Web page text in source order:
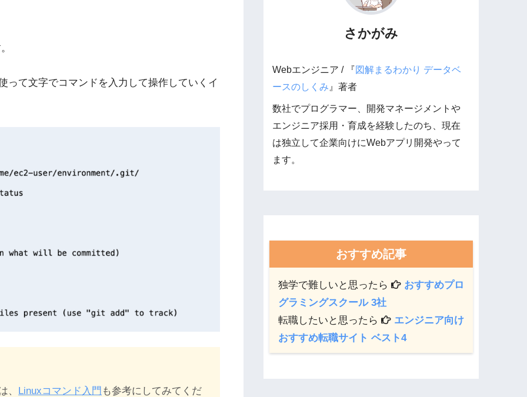
って文字でコマンドを入力して操作していくイ
、 Linuxコマンド入門 も参考にしてみてくだ
さかがみ
Webエンジニア / 『図解まるわかり データベ
ースのしくみ 』著者
数社でプログラマー、開発マネージメントや
エンジニア採用・育成を経験したのち、現在
は独立して企業向けにWebアプリ開発やって
ます。
おすすめ記事
独学で難しいと思ったら
おすすめプロ
グラミングスクール 3社
転職したいと思ったら
エンジニア向け
おすすめ転職サイト ベスト4